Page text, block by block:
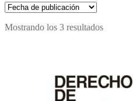
Mostrando los 3 resultados